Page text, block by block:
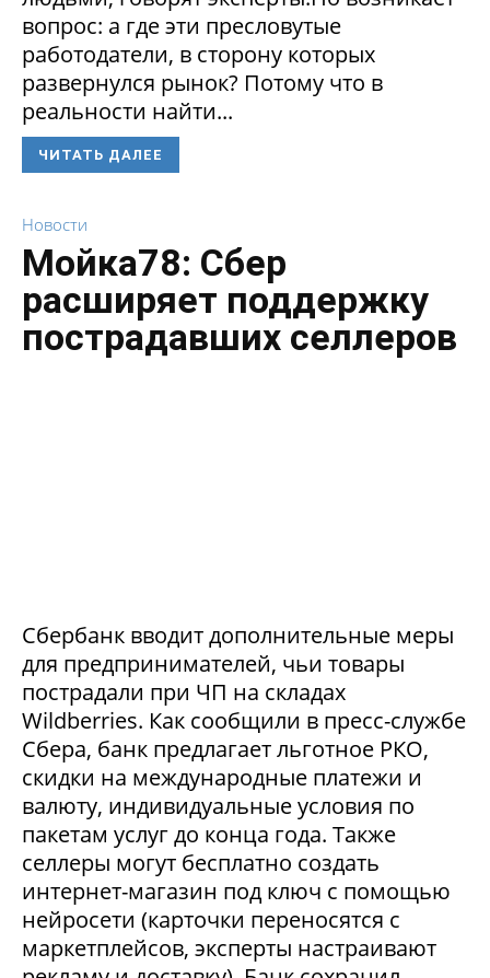
вопрос: а где эти пресловутые
работодатели, в сторону которых
развернулся рынок? Потому что в
реальности найти...
ЧИТАТЬ ДАЛЕЕ
Новости
Мойка78: Сбер
расширяет поддержку
пострадавших селлеров
Сбербанк вводит дополнительные меры
для предпринимателей, чьи товары
пострадали при ЧП на складах
Wildberries. Как сообщили в пресс-службе
Сбера, банк предлагает льготное РКО,
скидки на международные платежи и
валюту, индивидуальные условия по
пакетам услуг до конца года. Также
селлеры могут бесплатно создать
интернет-магазин под ключ с помощью
нейросети (карточки переносятся с
маркетплейсов, эксперты настраивают